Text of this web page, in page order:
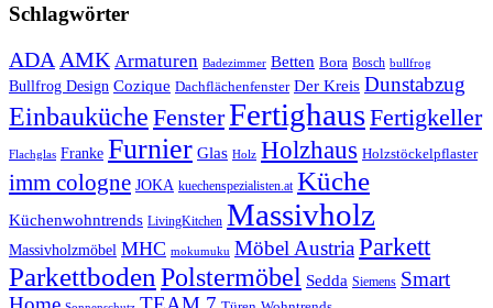
Schlagwörter
ADA AMK Armaturen Badezimmer Betten Bora Bosch bullfrog
Bullfrog Design Cozique Dachflächenfenster Der Kreis Dunstabzug
Einbauküche FensterFertighausFertigkeller
Flachglas Franke Furnier Glas Holz Holzhaus Holzstöckelpflaster
imm cologne JOKA kuechenspezialisten.at Küche
Küchenwohntrends LivingKitchen Massivholz
Massivholzmöbel MHC mokumuku Möbel AustriaParkett
Parkettboden Polstermöbel Sedda Siemens Smart